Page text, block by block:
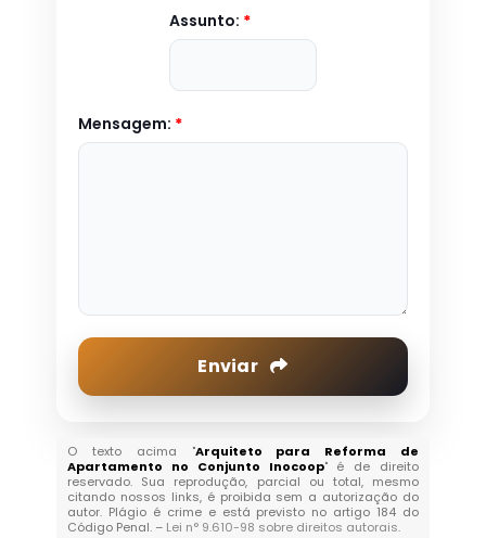
Assunto: *
Mensagem: *
Enviar
O texto acima "Arquiteto para Reforma de
Apartamento no Conjunto Inocoop" é de direito
reservado. Sua reprodução, parcial ou total, mesmo
citando nossos links, é proibida sem a autorização do
autor. Plágio é crime e está previsto no artigo 184 do
Código Penal. – Lei n° 9.610-98 sobre direitos autorais.